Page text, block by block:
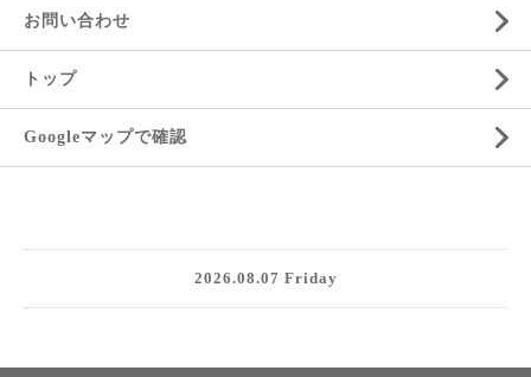
お問い合わせ
トップ
Googleマップで確認
2026.08.07 Friday